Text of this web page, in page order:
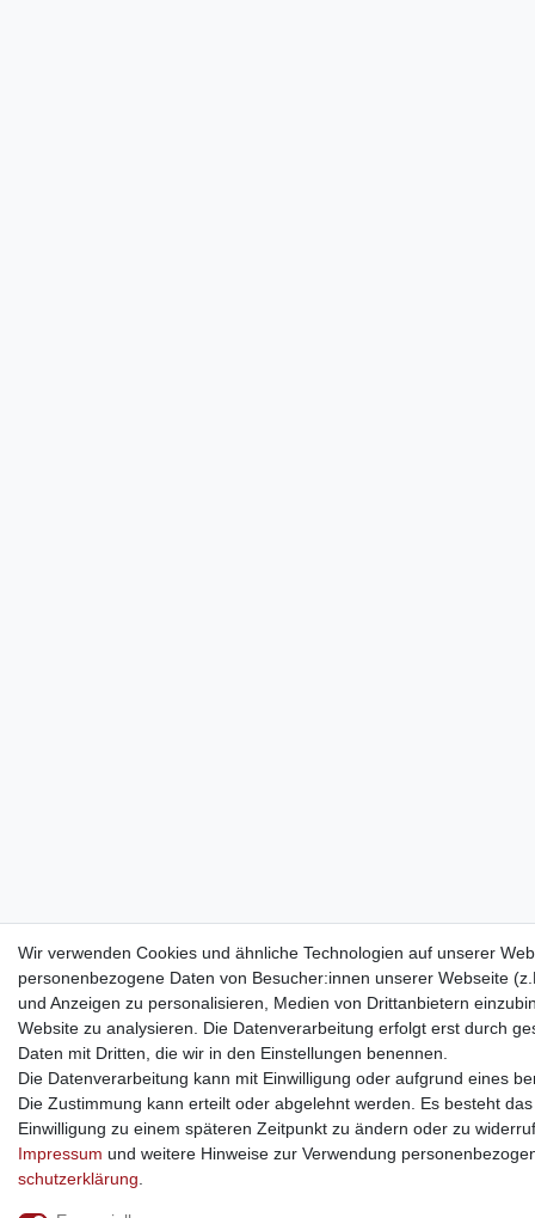
Wir verwenden Cookies und ähnliche Technologien auf unserer
personenbezogene Daten von Besucher:innen unserer Webseite
und Anzeigen zu personalisieren, Medien von Drittanbietern
Website zu analysieren. Die Datenverarbeitung erfolgt erst durch
Daten mit Dritten, die wir in den Einstellungen benennen.
Die Datenverarbeitung kann mit Einwilligung oder aufgrund eines
Die Zustimmung kann erteilt oder abgelehnt werden. Es besteht
Einwilligung zu einem späteren Zeitpunkt zu ändern oder zu
Impressum und weitere Hinweise zur Verwendung
schutz­erklärung